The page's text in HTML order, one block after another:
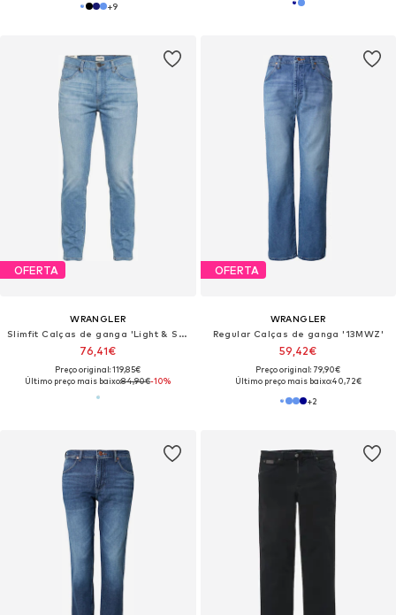
+9
OFERTA
WRANGLER
Slimfit Calças de ganga 'Light & Supersoft LARSTON SLATE SHADE'
76,41€
Preço original: 119,85€
Último preço mais baixo:84,90€-10%
OFERTA
WRANGLER
Regular Calças de ganga '13MWZ'
59,42€
Preço original: 79,90€
Último preço mais baixo:40,72€
+2